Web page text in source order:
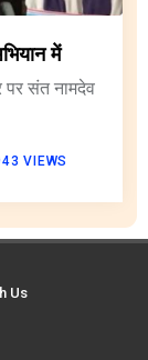
में
पर संत नामदेव
VIEWS
Us